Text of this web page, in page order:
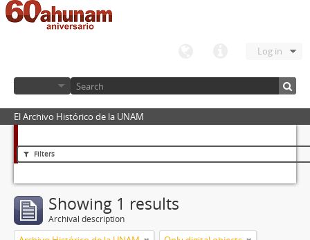
Log in
El Archivo Histórico de la UNAM
Filters
Showing 1 results
Archival description